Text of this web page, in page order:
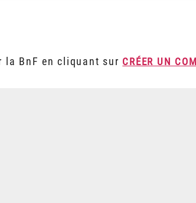
la BnF en cliquant sur CRÉER UN